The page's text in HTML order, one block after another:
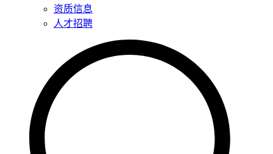
资质信息
人才招聘